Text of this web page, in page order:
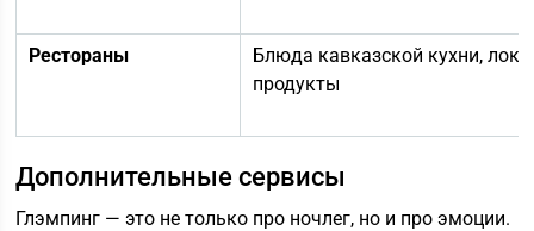
Рестораны
Блюда кавказской кухни,
продукты
Дополнительные сервисы
Глэмпинг — это не только про ночлег, но и про эмоции.